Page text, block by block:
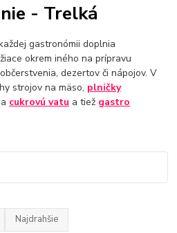
- Trelká
gastronómii doplnia
okrem iného na prípravu
dezertov či nápojov. V
strojov na mäso, plničky
a cukrovú vatu a tiež gastro
Najdrahšie